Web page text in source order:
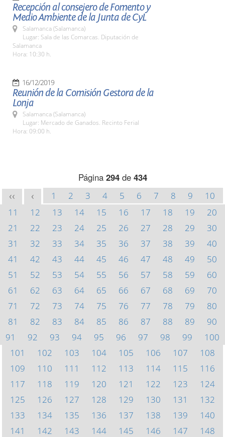
Recepción al consejero de Fomento y
Medio Ambiente de la Junta de CyL
Salamanca (Salamanca)
Lugar: Sala de las Comarcas. Diputación de
Salamanca
Hora: 10:30 h.
16/12/2019
Reunión de la Comisión Gestora de la
Lonja
Salamanca (Salamanca)
Lugar: Mercado de Ganados. Recinto Ferial
Hora: 09:00 h.
Página 294de 434
<< < 1 2 3 4 5 6 7 8 9
10
11
12 13 14 15 16 17 18 19
20
21
22 23 24 25 26 27 28 29
30
31
32 33 34 35 36 37 38 39
40
41
42 43 44 45 46 47 48 49
50
51
52 53 54 55 56 57 58 59
60
61
62 63 64 65 66 67 68 69
70
71
72 73 74 75 76 77 78 79
80
81
82 83 84 85 86 87 88 89
90
91
92 93 94 95 96 97 98 99
100
101
102 103 104 105 106 107
108
109
110 111 112 113 114 115
116
117
118 119 120 121 122 123
124
125
126 127 128 129 130 131
132
133
134 135 136 137 138 139
140
141
142 143 144 145 146 147
148